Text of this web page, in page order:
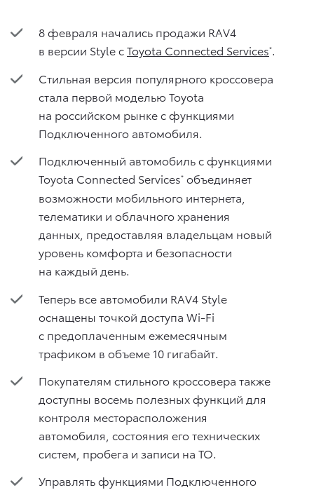
8 февраля начались продажи RAV4
в версии Style сToyota Connected Services*.
Стильная версия популярного кроссовера
стала первой моделью Toyota
на российском рынке с функциями
Подключенного автомобиля.
Подключенный автомобиль с функциями
Toyota Connected Services* объединяет
возможности мобильного интернета,
телематики и облачного хранения
данных, предоставляя владельцам новый
уровень комфорта и безопасности
на каждый день.
Теперь все автомобили RAV4 Style
оснащены точкой доступа Wi-Fi
с предоплаченным ежемесячным
трафиком в объеме 10 гигабайт.
Покупателям стильного кроссовера также
доступны восемь полезных функций для
контроля месторасположения
автомобиля, состояния его технических
систем, пробега и записи на ТО.
Управлять функциями Подключенного